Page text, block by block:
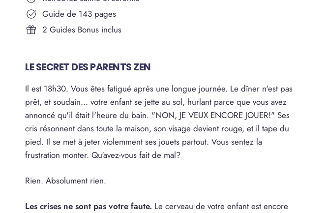
Guide de 143 pages
2 Guides Bonus inclus
LE SECRET DES PARENTS ZEN
Il est 18h30. Vous êtes fatigué après une longue journée. Le dîner n'est pas
prêt, et soudain... votre enfant se jette au sol, hurlant parce que vous avez
annoncé qu'il était l'heure du bain. "NON, JE VEUX ENCORE JOUER!" Ses
cris résonnent dans toute la maison, son visage devient rouge, et il tape du
pied. Il se met à jeter violemment ses jouets partout. Vous sentez la
frustration monter. Qu'avez-vous fait de mal?
Rien. Absolument rien.
Les crises ne sont pas votre faute. Le cerveau de votre enfant est encore